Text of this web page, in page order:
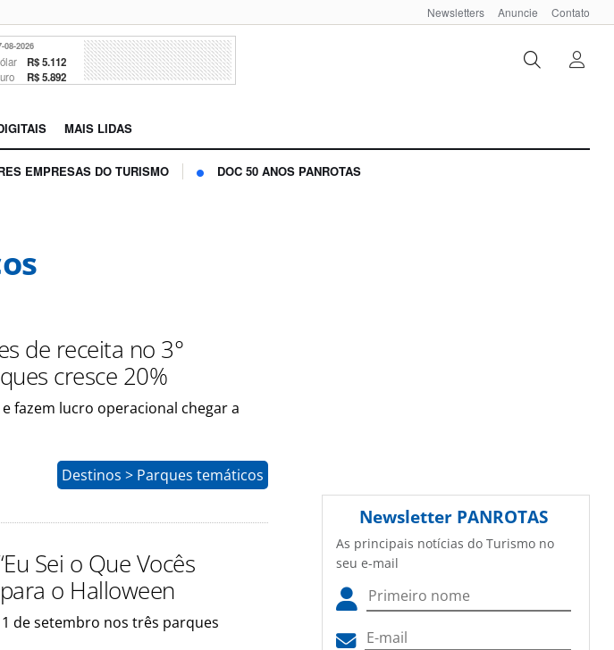
Newsletters Anuncie Contato
08-2026
R$ 5.112
R$ 5.892
MAIS LIDAS
EMPRESAS DO TURISMO DOC 50 ANOS PANROTAS
de receita no 3°
cresce 20%
fazem lucro operacional chegar a
Destinos > Parques temáticos
Sei o Que Vocês
o Halloween
de setembro nos três parques
Newsletter PANROTAS
As principais notícias do Turismo no
seu e-mail